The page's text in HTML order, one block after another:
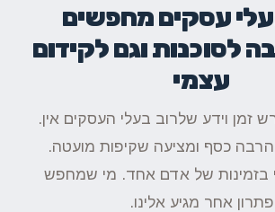
עסקים מחפשים
לסוכנות וגם לקידום
עצמי
זמן וידע שלרוב בעלי העסקים אין.
הרבה כסף ומציעה שקיפות מועטה.
בזמינות של אדם אחד. מי שמחפש
פתרון אחר מגיע אלינו.